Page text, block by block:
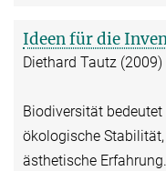
Ideen für die
Diethard Tautz (2009)
Biodiversität
ökologische
ästhetische